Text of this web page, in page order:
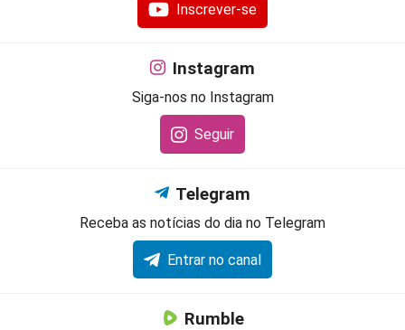
Inscrever-se
Instagram
Siga-nos no Instagram
Seguir
Telegram
Receba as notícias do dia no Telegram
Entrar no canal
Rumble